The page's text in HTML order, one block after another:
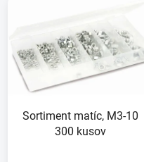
Sortiment matíc, M3-10
300 kusov